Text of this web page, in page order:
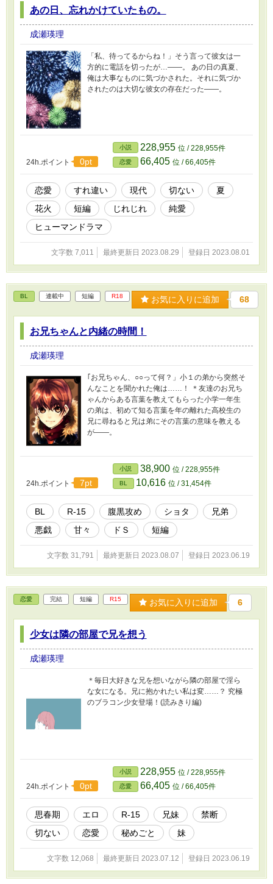
あの日、忘れかけていたもの。
成瀬瑛理
「私、待ってるからね！」そう言って彼女は一
方的に電話を切ったが…――。 あの日の真夏、
俺は大事なものに気づかされた。それに気づか
されたのは大切な彼女の存在だった――。
24h.ポイント 0pt
小説 228,955 位 / 228,955件
恋愛 66,405 位 / 66,405件
恋愛 すれ違い 現代 切ない
夏
花火
短編 じれじれ
純愛
ヒューマンドラマ
文字数 7,011 最終更新日 2023.08.29 登録日 2023.08.01
BL 連載中 短編 R18 お気に入りに追加 68
お兄ちゃんと内緒の時間！
成瀬瑛理
｢お兄ちゃん、○○って何？」小１の弟から突然そ
んなことを聞かれた俺は……！ ＊友達のお兄ち
ゃんからある言葉を教えてもらった小学一年生
の弟は、初めて知る言葉を年の離れた高校生の
兄に尋ねると兄は弟にその言葉の意味を教える
が――。
24h.ポイント 7pt
小説 38,900 位 / 228,955件
BL 10,616 位 / 31,454件
BL R-15 腹黒攻め ショタ
兄弟
悪戯
甘々 ドＳ 短編
文字数 31,791 最終更新日 2023.08.07 登録日 2023.06.19
恋愛 完結 短編 R15 お気に入りに追加 6
少女は隣の部屋で兄を想う
成瀬瑛理
＊毎日大好きな兄を想いながら隣の部屋で淫ら
な女になる。兄に抱かれたい私は変……？ 究極
のブラコン少女登場！(読みきり編)
24h.ポイント 0pt
小説 228,955 位 / 228,955件
恋愛 66,405 位 / 66,405件
思春期 エロ R-15 兄妹
禁断
切ない
恋愛 秘めごと 妹
文字数 12,068 最終更新日 2023.07.12 登録日 2023.06.19